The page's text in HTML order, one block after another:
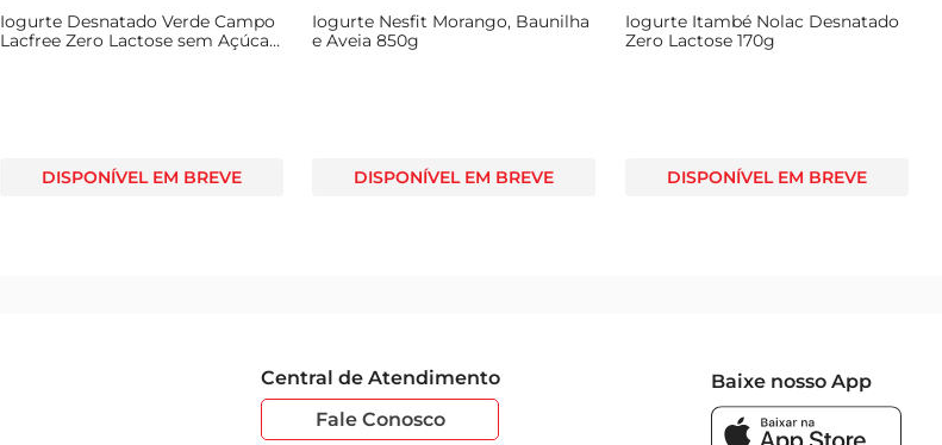
Iogurte Desnatado Verde Campo
Lacfree Zero Lactose sem Açúcar
DISPONÍVEL EM BREVE
Iogurte Nesfit Morango, Baunilha
e Aveia 850g
DISPONÍVEL EM BREVE
Iogurte Itambé Nolac Desnatado
Zero Lactose 170g
DISPONÍVEL EM BREVE
Central de Atendimento
Fale Conosco
Baixe nosso App